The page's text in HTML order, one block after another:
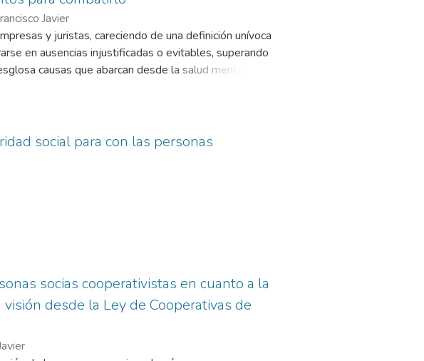
Javier
y juristas, careciendo de una definición unívoca
en ausencias injustificadas o evitables, superando
causas que abarcan desde la salud mental y
Para combatirlo, se ofrecen herramientas
como los pluses de asistencia deben ser
salud o género. Mediante indicadores objetivos y
pretende trazar una hoja de ruta integral para
compartido.
social para con las personas
socias cooperativistas en cuanto a la
desde la Ley de Cooperativas de